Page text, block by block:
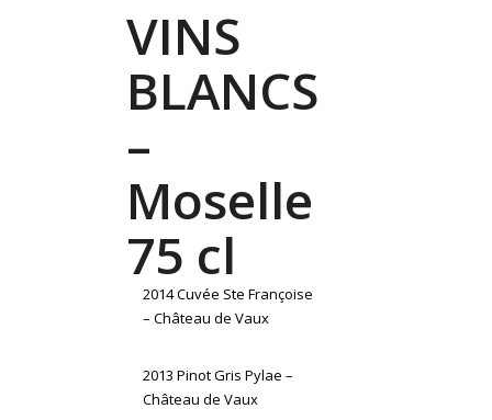
VINS
BLANCS
–
Moselle
75 cl
2014 Cuvée Ste Françoise
– Château de Vaux
2013 Pinot Gris Pylae –
Château de Vaux